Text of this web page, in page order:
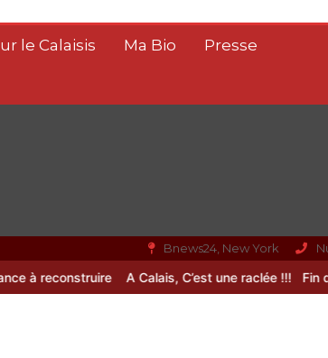
le Calaisis Ma Bio Presse
Bnews24, New York
A Calais, C’est une raclée !!! Fin de vie :